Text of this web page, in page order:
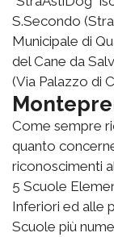
S.Secondo
Municipale di
del Cane da
(Via Palazzo di
Come sempre
quanto
riconoscimenti
5 Scuole
Inferiori ed alle
Scuole più